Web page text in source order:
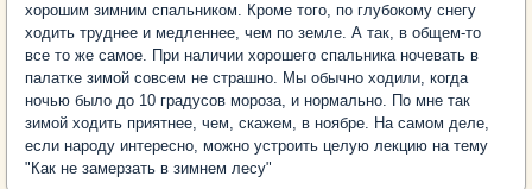
хорошим зимним спальником. Кроме того, по глубокому снегу
ходить труднее и медленнее, чем по земле. А так, в общем-то
все то же самое. При наличии хорошего спальника ночевать в
палатке зимой совсем не страшно. Мы обычно ходили, когда
ночью было до 10 градусов мороза, и нормально. По мне так
зимой ходить приятнее, чем, скажем, в ноябре. На самом деле,
если народу интересно, можно устроить целую лекцию на тему
"Как не замерзать в зимнем лесу"